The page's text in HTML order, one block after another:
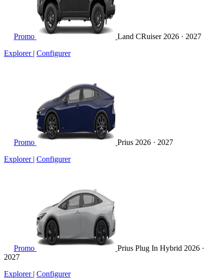
Promo Land CRuiser 2026 · 2027
Explorer | Configurer
Promo Prius 2026 · 2027
Explorer | Configurer
Promo Prius Plug In Hybrid 2026 ·
2027
Explorer | Configurer